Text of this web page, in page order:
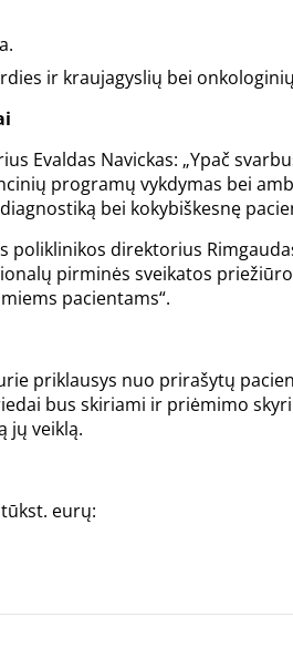
ir kraujagyslių bei
Evaldas Navickas: „Ypač
programų vykdymas bei
bei kokybiškesnę
direktorius
pirminės sveikatos
pacientams“.
priklausys nuo prirašytų
bus skiriami ir priėmimo
jų veiklą.
eurų: